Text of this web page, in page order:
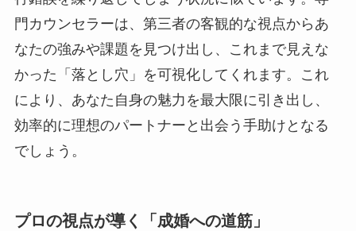
門カウンセラーは、第三者の客観的な視点からあ
なたの強みや課題を見つけ出し、これまで見えな
かった「落とし穴」を可視化してくれます。これ
により、あなた自身の魅力を最大限に引き出し、
効率的に理想のパートナーと出会う手助けとなる
でしょう。
プロの視点が導く「成婚への道筋」